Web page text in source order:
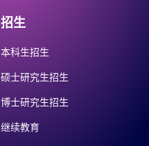
招生
本科生招生
硕士研究生招生
博士研究生招生
继续教育